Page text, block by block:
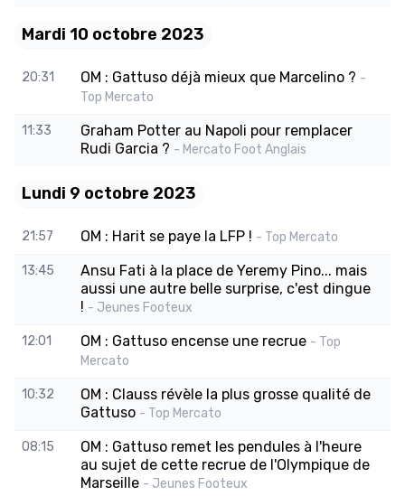
Mardi 10 octobre 2023
20:31 OM : Gattuso déjà mieux que Marcelino ? -
Top Mercato
11:33
Graham Potter au Napoli pour remplacer
Rudi Garcia ? - Mercato Foot Anglais
Lundi 9 octobre 2023
21:57 OM : Harit se paye la LFP ! - Top Mercato
13:45
Ansu Fati à la place de Yeremy Pino... mais
aussi une autre belle surprise, c'est dingue
! - Jeunes Footeux
12:01 OM : Gattuso encense une recrue - Top
Mercato
10:32
OM : Clauss révèle la plus grosse qualité de
Gattuso - Top Mercato
08:15
OM : Gattuso remet les pendules à l'heure
au sujet de cette recrue de l'Olympique de
Marseille - Jeunes Footeux